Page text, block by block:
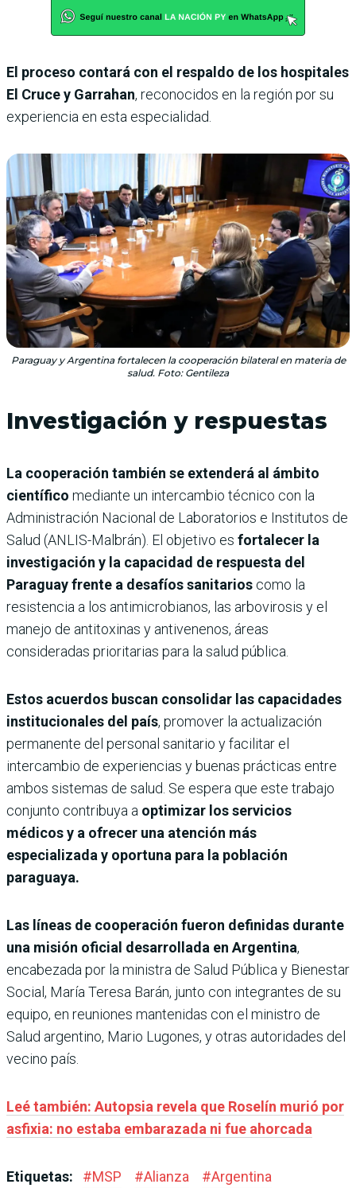
El proceso contará con el respaldo de los hospitales
El Cruce y Garrahan, reconocidos en la región por su
experiencia en esta especialidad.
Paraguay y Argentina fortalecen la cooperación bilateral en materia de
salud. Foto: Gentileza
Investigación y respuestas
La cooperación también se extenderá al ámbito
científico mediante un intercambio técnico con la
Administración Nacional de Laboratorios e Institutos de
Salud (ANLIS-Malbrán). El objetivo es fortalecer la
investigación y la capacidad de respuesta del
Paraguay frente a desafíos sanitarios como la
resistencia a los antimicrobianos, las arbovirosis y el
manejo de antitoxinas y antivenenos, áreas
consideradas prioritarias para la salud pública.
Estos acuerdos buscan consolidar las capacidades
institucionales del país, promover la actualización
permanente del personal sanitario y facilitar el
intercambio de experiencias y buenas prácticas entre
ambos sistemas de salud. Se espera que este trabajo
conjunto contribuya a optimizar los servicios
médicos y a ofrecer una atención más
especializada y oportuna para la población
paraguaya.
Las líneas de cooperación fueron definidas durante
una misión oficial desarrollada en Argentina,
encabezada por la ministra de Salud Pública y Bienestar
Social, María Teresa Barán, junto con integrantes de su
equipo, en reuniones mantenidas con el ministro de
Salud argentino, Mario Lugones, y otras autoridades del
vecino país.
Leé también: Autopsia revela que Roselín murió por
asfixia: no estaba embarazada ni fue ahorcada
Etiquetas: #MSP #Alianza #Argentina